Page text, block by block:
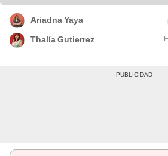
Ariadna Yaya
Thalía Gutierrez